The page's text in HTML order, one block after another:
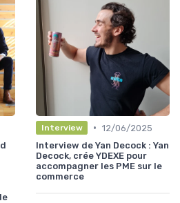
Interview • 12/06/2025
Interview de Yan Decock : Yan
Decock, crée YDEXE pour
accompagner les PME sur le
commerce